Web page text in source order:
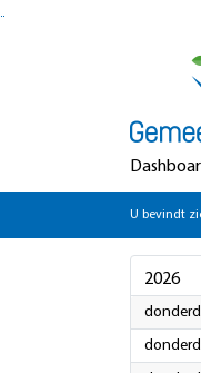
Ga naar de inhoud van deze
U bevindt
2026